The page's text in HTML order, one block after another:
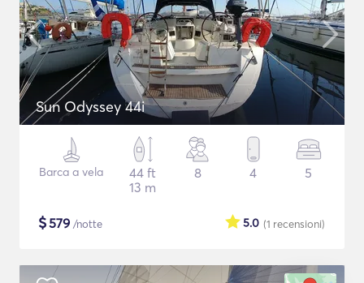
Sun Odyssey 44i
Barca a vela
44 ft
13 m
8 4 5
$579 /notte (1 recensioni)
5.0